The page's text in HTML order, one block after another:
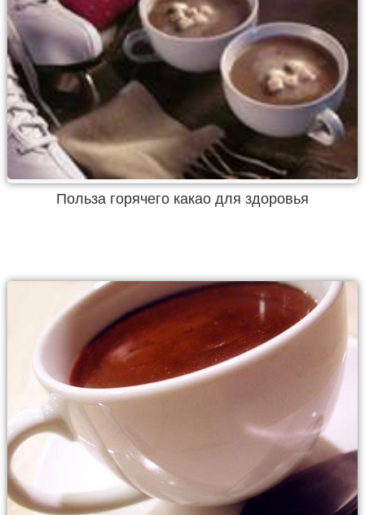
Польза горячего какао для здоровья